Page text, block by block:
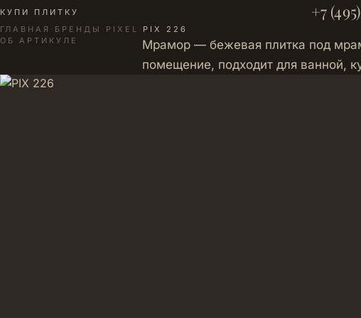
КУПИ ПЛИТКУ +7
ГЛАВНАЯ · БРЕНДЫ · PIXEL · PIX 226
ОБ АРТИКУЛЕ
Мрамор — бежевая плитка под
помещение, подходит для ванной,